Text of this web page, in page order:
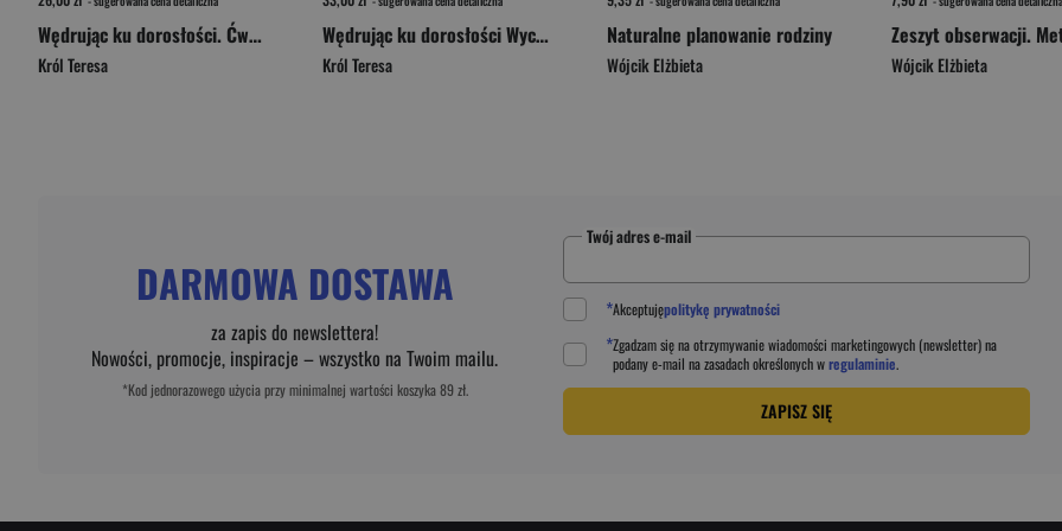
Wędrując ku dorosłości. Ćwiczenia dla klasy 8 szkoły podstawowej Wychowanie do życia w rodzinie.
Król Teresa
Wędrując ku dorosłości Wychowanie do życia w rodzinie Podręcznik dla klasy 7 szkoły podstawowej
Król Teresa
Naturalne planowanie rodziny
Wójcik Elżbieta Wójcik Elżbieta
DARMOWA DOSTAWA
za zapis do newslettera!
Nowości, promocje, inspiracje – wszystko na Twoim mailu.
*Kod jednorazowego użycia przy minimalnej wartości koszyka 89 zł.
Twój adres e-mail
*Akceptujępolitykę prywatności
*Zgadzam się na otrzymywanie wiadomości marketingowych (newsletter) na
podanye-mail na zasadach określonych wregulaminie.
ZAPISZ SIĘ